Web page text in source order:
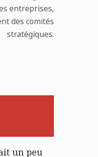
entreprises,
des comités
stratégiques.
un peu